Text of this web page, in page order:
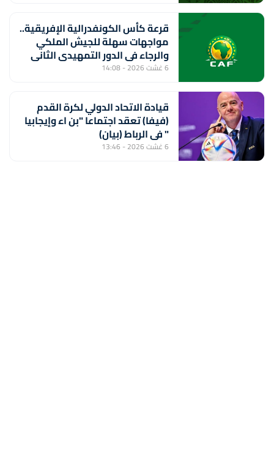
قرعة كأس الكونفدرالية الإفريقية..
مواجهات سهلة للجيش الملكي
والرجاء في الدور التمهيدي الثاني
6 غشت 2026 - 14:08
قيادة الاتحاد الدولي لكرة القدم
(فيفا) تعقد اجتماعا "بن اء وإيجابيا
" في الرباط (بيان)
6 غشت 2026 - 13:46